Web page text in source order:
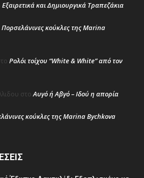
Εξαιρετικά και Δημιουργικά Τραπεζάκια
Πορσελάνινες κούκλες της Marina
Ρολόι τοίχου “White & White” από τον
στοΑυγό ή Αβγό – Ιδού η απορία
κούκλες της Marina Bychkova